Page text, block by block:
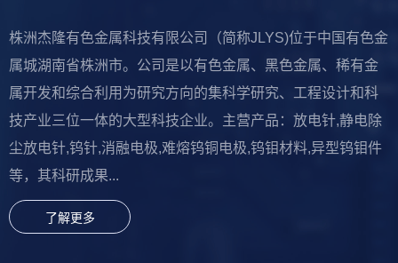
株洲杰隆有色金属科技有限公司（简称JLYS)位于中国有色金
属城湖南省株洲市。公司是以有色金属、黑色金属、稀有金
属开发和综合利用为研究方向的集科学研究、工程设计和科
技产业三位一体的大型科技企业。主营产品：放电针,静电除
尘放电针,钨针,消融电极,难熔钨铜电极,钨钼材料,异型钨钼件
等，其科研成果...
了解更多